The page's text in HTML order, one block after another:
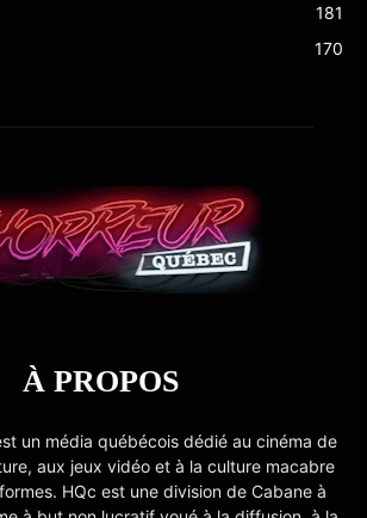
181
170
À PROPOS
un média québécois dédié au cinéma de
aux jeux vidéo et à la culture macabre
HQc est une division de Cabane à